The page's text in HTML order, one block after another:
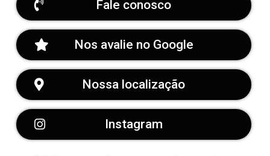
Fale conosco
Nos avalie no Google
Nossa localização
Instagram